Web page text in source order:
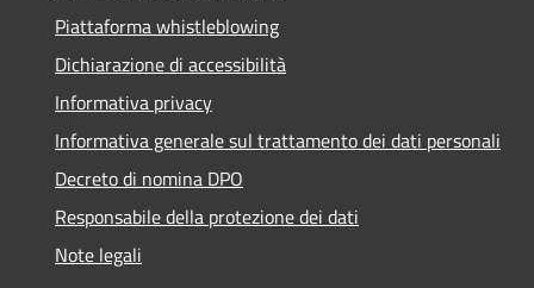
Piattaforma whistleblowing
Dichiarazione di accessibilità
Informativa privacy
Informativa generale sul trattamento dei dati personali
Decreto di nomina DPO
Responsabile della protezione dei dati
Note legali